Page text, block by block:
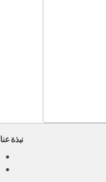
نبذة عنا